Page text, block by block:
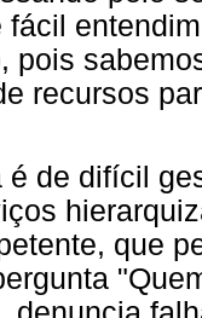
fácil
pois
recursos
de difícil
que